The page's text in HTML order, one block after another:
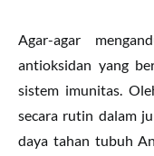
Agar-agar
antioksidan yang
sistem imunitas.
secara rutin dalam
daya tahan tubuh